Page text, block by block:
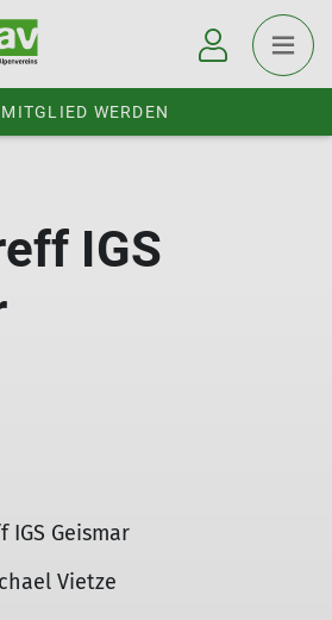
MITGLIED WERDEN
IGS
Geismar
Vietze